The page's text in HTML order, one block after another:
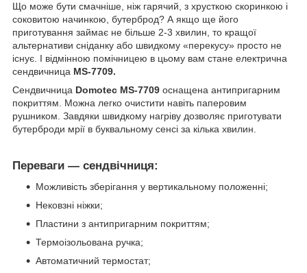
Що може бути смачніше, ніж гарячий, з хрусткою скоринкою і
соковитою начинкою, бутерброд? А якщо ще його
приготування займає не більше 2-3 хвилин, то кращої
альтернативи сніданку або швидкому «перекусу» просто не
існує. І відмінною помічницею в цьому вам стане електрична
сендвичница MS-7709.
Сендвичница Domotec MS-7709 оснащена антипригарним
покриттям. Можна легко очистити навіть паперовим
рушником. Завдяки швидкому нагріву дозволяє приготувати
бутерброди мрії в буквальному сенсі за кілька хвилин.
Переваги — сендвічниця:
Можливість зберігання у вертикальному положенні;
Нековзні ніжки;
Пластини з антипригарним покриттям;
Термоізольована ручка;
Автоматичний термостат;